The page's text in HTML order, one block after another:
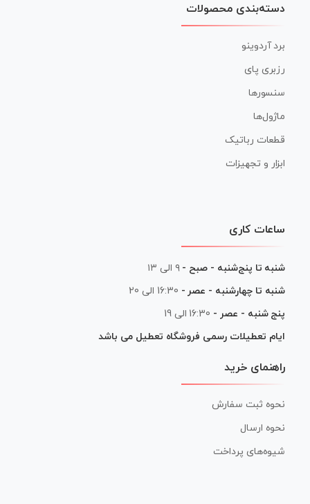
دسته‌بندی محصولات
برد آردوینو
رزبری پای
سنسورها
ماژول‌ها
قطعات رباتیک
ابزار و تجهیزات
ساعات کاری
شنبه تا پنج‌شنبه - صبح - ۹ الی ۱۳
شنبه تا چهارشنبه - عصر - 16:30 الی 20
پنج شنبه - عصر - 16:30 الی 19
ایام تعطیلات رسمی فروشگاه تعطیل می باشد
راهنمای خرید
نحوه ثبت سفارش
نحوه ارسال
شیوه‌های پرداخت